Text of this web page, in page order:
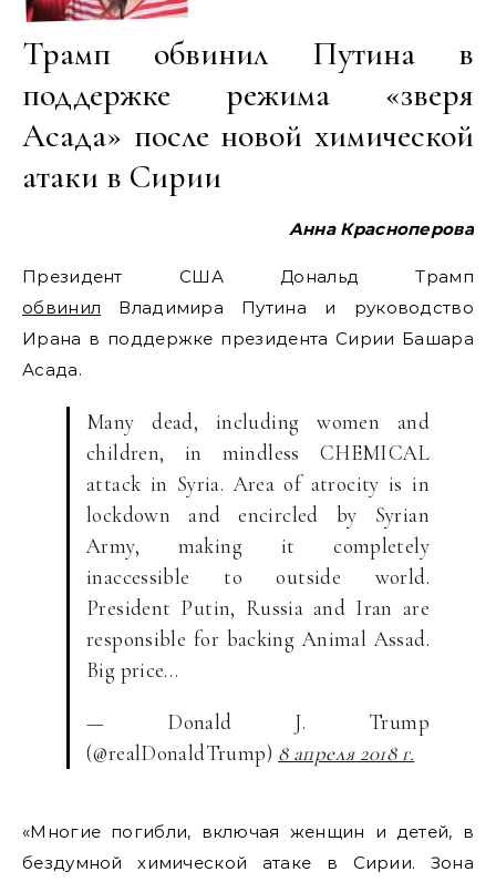
Трамп обвинил Путина в
поддержке режима «зверя
Асада» после новой химической
атаки в Сирии
Анна Красноперова
Президент США Дональд Трамп
обвинил Владимира Путина и руководство
Ирана в поддержке президента Сирии Башара
Асада.
Many dead, including women and
children, in mindless CHEMICAL
attack in Syria. Area of atrocity is in
lockdown and encircled by Syrian
Army, making it completely
inaccessible to outside world.
President Putin, Russia and Iran are
responsible for backing Animal Assad.
Big price…
— Donald J. Trump
(@realDonaldTrump) 8 апреля 2018 г.
«Многие погибли, включая женщин и детей, в
бездумной химической атаке в Сирии. Зона